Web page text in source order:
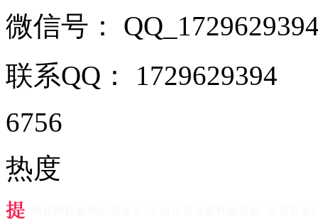
微信号：
联系QQ： 1729629394
6756
热度